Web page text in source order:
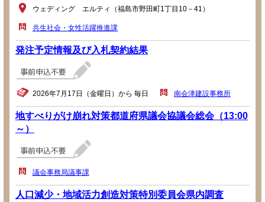
ウェディング エルティ（福島市野田町1丁目10－41）
共生社会・女性活躍推進課
発注予定情報及び入札契約結果
2026年7月17日（金曜日）から 毎日 南会津建設事務所
地すべりがけ崩れ対策都道府県議会協議会総会（13:00
～）
議会事務局議事課
人口減少・地域活力創造対策特別委員会県内調査